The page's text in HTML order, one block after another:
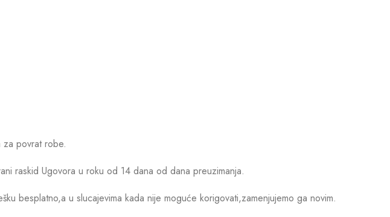
za povrat robe.
raskid Ugovora u roku od 14 dana od dana preuzimanja.
besplatno,a u slucajevima kada nije moguće korigovati,zamenjujemo ga novim.